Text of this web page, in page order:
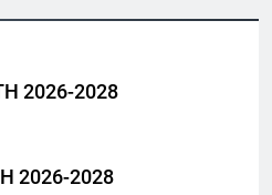
… của Đỗ Trọng Đạt K29
2026-2028
2026-2028